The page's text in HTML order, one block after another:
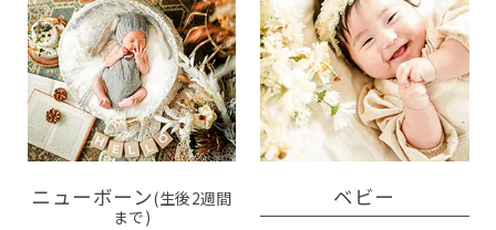
ニューボーン(生後2週間
まで)
ベビー